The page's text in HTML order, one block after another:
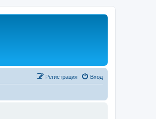
Вход
Регистрация